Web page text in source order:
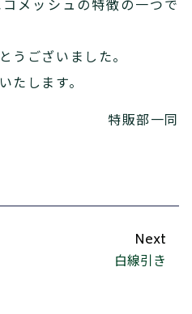
うございました。
たします。
特販部一同
Next
白線引き